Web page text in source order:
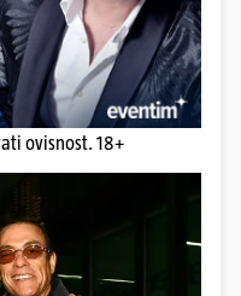
ovisnost. 18+